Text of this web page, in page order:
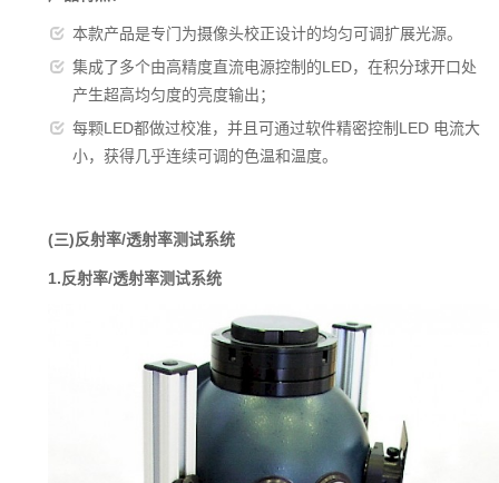
本款产品是专门为摄像头校正设计的均匀可调扩展光源。
集成了多个由高精度直流电源控制的LED，在积分球开口处
产生超高均匀度的亮度输出；
每颗LED都做过校准，并且可通过软件精密控制LED 电流大
小，获得几乎连续可调的色温和温度。
(三)反射率/透射率测试系统
1.反射率/透射率测试系统